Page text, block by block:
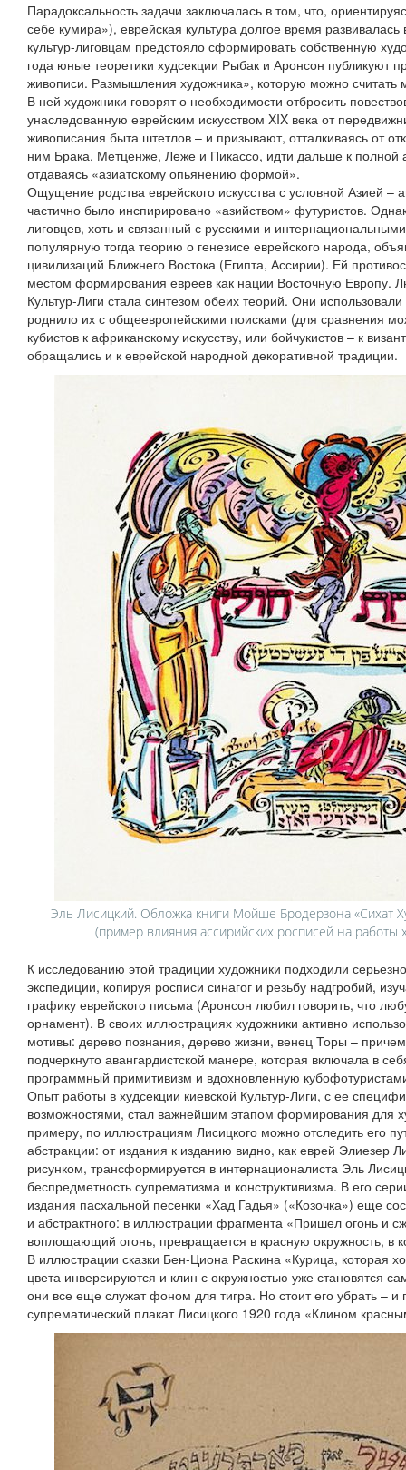
Парадоксальность задачи заключалась в том, что,
себе кумира»), еврейская культура долгое время
культур-лиговцам предстояло сформировать собственную
года юные теоретики худсекции Рыбак и Аронсон публикуют
живописи. Размышления художника», которую можно считать
В ней художники говорят о необходимости отбросить
унаследованную еврейским искусством XIX века от
живописания быта штетлов – и призывают, отталкиваясь от
ним Брака, Метценже, Леже и Пикассо, идти дальше к полной
отдаваясь «азиатскому опьянению формой».
Ощущение родства еврейского искусства с условной Азией
частично было инспирировано «азийством» футуристов.
лиговцев, хоть и связанный с русскими и
популярную тогда теорию о генезисе еврейского народа,
цивилизаций Ближнего Востока (Египта, Ассирии). Ей
местом формирования евреев как нации Восточную Европу.
Культур-Лиги стала синтезом обеих теорий. Они использовали
роднило их с общеевропейскими поисками (для сравнения
кубистов к африканскому искусству, или бойчукистов – к
обращались и к еврейской народной декоративной традиции.
Эль Лисицкий. Обложка книги Мойше Бродерзона «Сихат
(пример влияния ассирийских росписей на работы
К исследованию этой традиции художники подходили
экспедиции, копируя росписи синагог и резьбу надгробий,
графику еврейского письма (Аронсон любил говорить, что
орнамент). В своих иллюстрациях художники активно
мотивы: дерево познания, дерево жизни, венец Торы –
подчеркнуто авангардистской манере, которая включала в
программный примитивизм и вдохновленную
Опыт работы в худсекции киевской Культур-Лиги, с ее
возможностями, стал важнейшим этапом формирования для
примеру, по иллюстрациям Лисицкого можно отследить его
абстракции: от издания к изданию видно, как еврей Элиезер
рисунком, трансформируется в интернационалиста Эль
беспредметность супрематизма и конструктивизма. В его
издания пасхальной песенки «Хад Гадья» («Козочка») еще
и абстрактного: в иллюстрации фрагмента «Пришел огонь и
воплощающий огонь, превращается в красную окружность, в
В иллюстрации сказки Бен-Циона Раскина «Курица, которая
цвета инверсируются и клин с окружностью уже становятся
они все еще служат фоном для тигра. Но стоит его убрать – и
супрематический плакат Лисицкого 1920 года «Клином